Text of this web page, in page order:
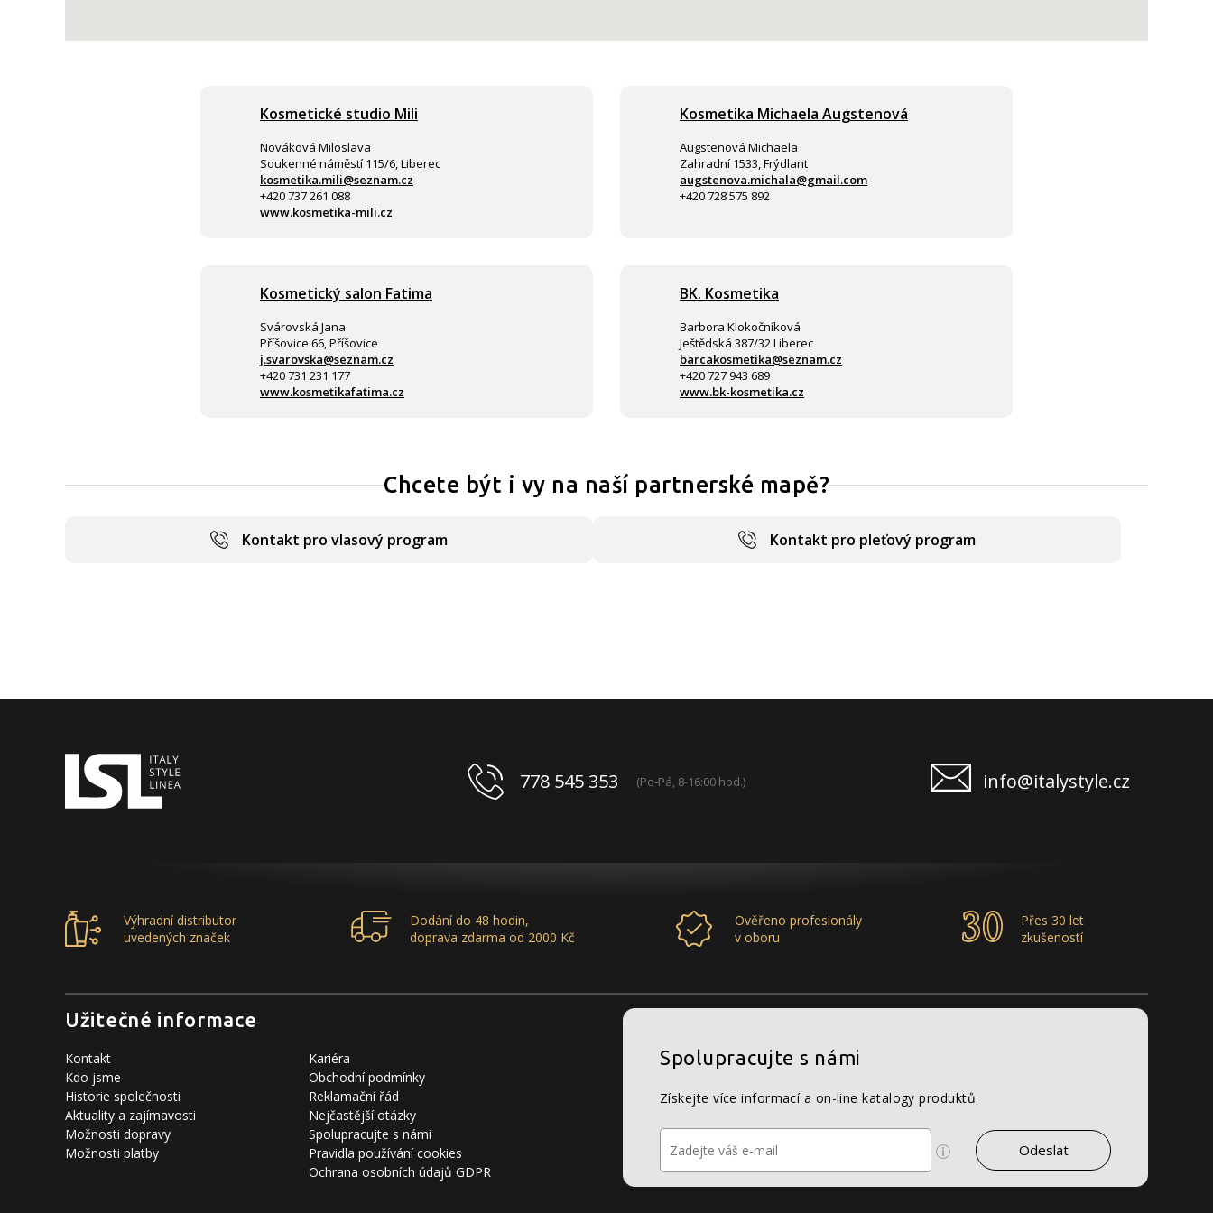
Kosmetické studio Mili
Nováková Miloslava
Soukenné náměstí 115/6, Liberec
kosmetika.mili@seznam.cz
+420 737 261 088
www.kosmetika-mili.cz
Kosmetika Michaela Augstenová
Augstenová Michaela
Zahradní 1533, Frýdlant
augstenova.michala@gmail.com
+420 728 575 892
Kosmetický salon Fatima
Svárovská Jana
Příšovice 66, Příšovice
j.svarovska@seznam.cz
+420 731 231 177
www.kosmetikafatima.cz
BK. Kosmetika
Barbora Klokočníková
Ještědská 387/32 Liberec
barcakosmetika@seznam.cz
+420 727 943 689
www.bk-kosmetika.cz
Chcete být i vy na naší partnerské mapě?
Kontakt pro vlasový program Kontakt pro pleťový program
778 545 353 (Po-Pá, 8-16:00 hod.) info@italystyle.cz
Výhradní distributor
uvedených značek
Dodání do 48 hodin,
doprava zdarma od 2000 Kč
Ověřeno profesionály
v oboru
Přes 30 let
zkušeností
Užitečné informace
Kontakt
Kdo jsme
Historie společnosti
Aktuality a zajímavosti
Možnosti dopravy
Možnosti platby
Kariéra
Obchodní podmínky
Reklamační řád
Nejčastější otázky
Spolupracujte s námi
Pravidla používání cookies
Ochrana osobních údajů GDPR
Spolupracujte s námi
Získejte více informací a on-line katalogy produktů.